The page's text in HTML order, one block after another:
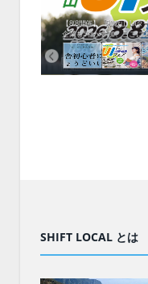
【8/8開催】「和歌山 UI
企業も5社が参加、ここに“
SHIFT LOCAL とは